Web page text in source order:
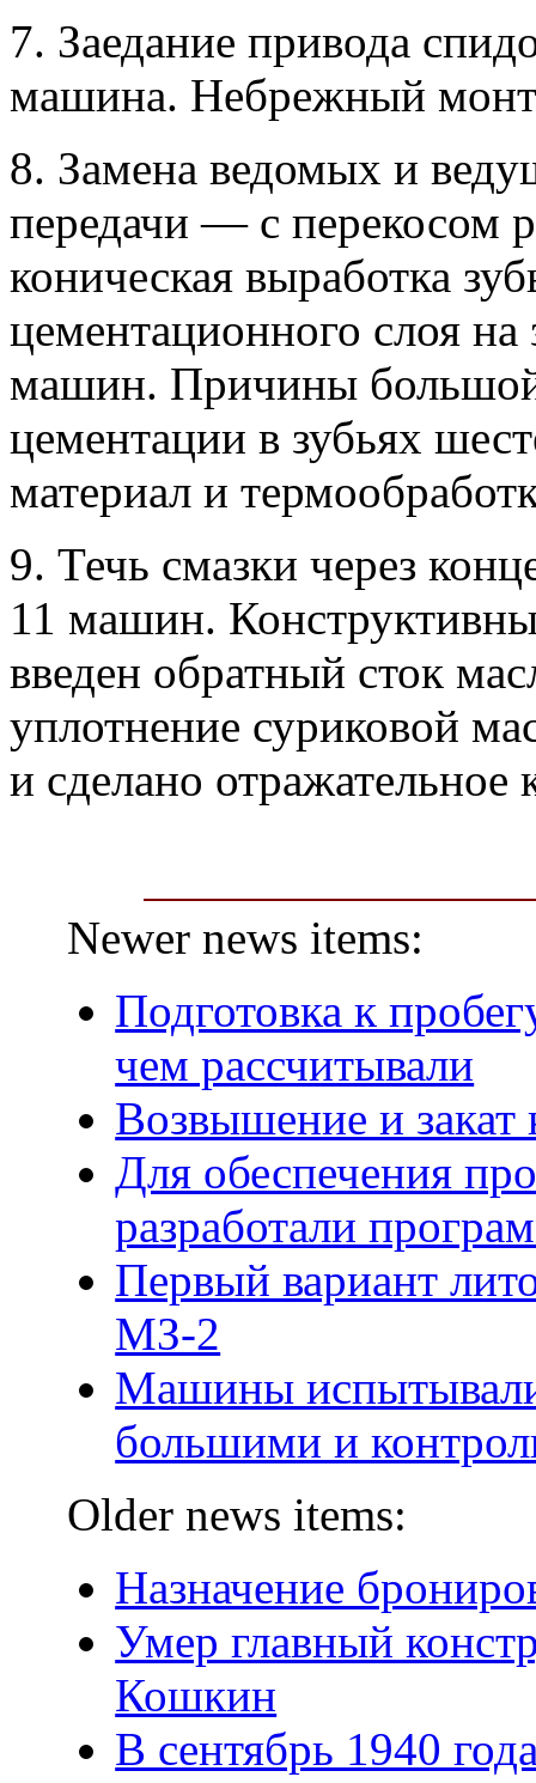
7. Заедание привода
машина. Небрежный
8. Замена ведомых и
передачи — с перекосом
коническая выработка
цементационного слоя
машин. Причины
цементации в зубьях
материал и
9. Течь смазки через
11 машин.
введен обратный сток
уплотнение суриковой
и сделано отражательное
Newer news items:
Подготовка к
чем рассчитывали
Возвышение и закат
Для обеспечения
разработали
Первый вариант
МЗ-2
Машины
большими и
Older news items:
Назначение
Умер главный
Кошкин
В сентябрь 1940